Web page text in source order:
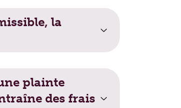
la plainte :
la
auprès de l'Autorité entraîne
plainte
des frais